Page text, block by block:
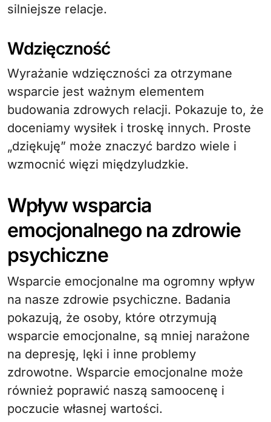
silniejsze relacje.
Wdzięczność
Wyrażanie wdzięczności za otrzymane
wsparcie jest ważnym elementem
budowania zdrowych relacji. Pokazuje to, że
doceniamy wysiłek i troskę innych. Proste
„dziękuję” może znaczyć bardzo wiele i
wzmocnić więzi międzyludzkie.
Wpływ wsparcia
emocjonalnego na zdrowie
psychiczne
Wsparcie emocjonalne ma ogromny wpływ
na nasze zdrowie psychiczne. Badania
pokazują, że osoby, które otrzymują
wsparcie emocjonalne, są mniej narażone
na depresję, lęki i inne problemy
zdrowotne. Wsparcie emocjonalne może
również poprawić naszą samoocenę i
poczucie własnej wartości.